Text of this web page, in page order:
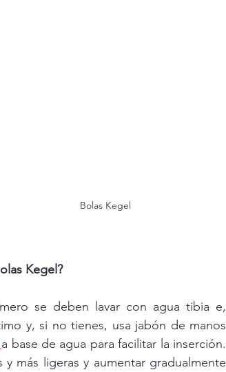
Bolas Kegel
Kegel?
se deben lavar con agua tibia e,
y, si no tienes, usa jabón de manos
a base de agua para facilitar la inserción.
más ligeras y aumentar gradualmente